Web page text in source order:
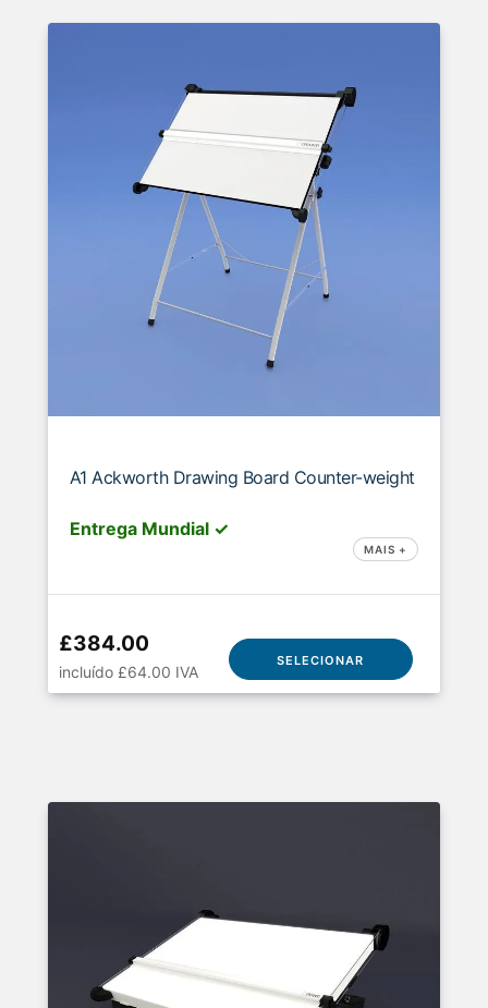
A1 Ackworth Drawing Board Counter-weight
Entrega Mundial ✓
MAIS +
£384.00
incluído £64.00 IVA
SELECIONAR